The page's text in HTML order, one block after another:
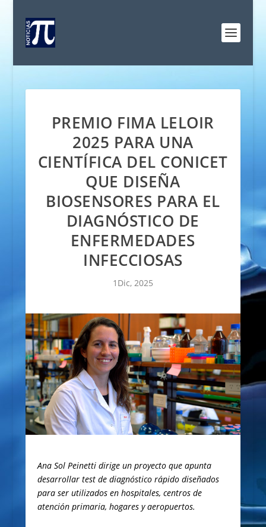
PREMIO FIMA LELOIR
2025 PARA UNA
CIENTÍFICA DEL CONICET
QUE DISEÑA
BIOSENSORES PARA EL
DIAGNÓSTICO DE
ENFERMEDADES
INFECCIOSAS
1Dic, 2025
Ana Sol Peinetti dirige un proyecto que apunta
desarrollar test de diagnóstico rápido diseñados
para ser utilizados en hospitales, centros de
atención primaria, hogares y aeropuertos.